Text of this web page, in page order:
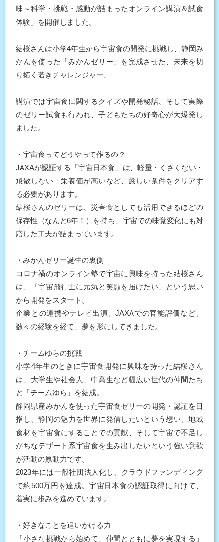
味～科学・挑戦・感動が詰まったオンライン講演＆試食
体験」を開催しました。
結桜さんは小学4年生から宇宙食の開発に挑戦し、静岡み
かんを使った「みかんゼリー」を完成させた、未来を切
り拓く若きチャレンジャー。
講演では宇宙食に関するクイズや開発秘話、そして実際
のゼリー試食も行われ、子どもたちの好奇心が大爆発し
ました。
・宇宙食ってどうやって作るの？
JAXAが認証する「宇宙日本食」は、軽量・くさくない・
飛散しない・栄養価が高いなど、厳しい条件をクリアす
る必要があります。
結桜さんのゼリーは、災害食としても活用できるほどの
保存性（なんと6年！）を持ち、宇宙での味覚変化にも対
応した工夫が詰まっています。
・みかんゼリー誕生の裏側
コロナ禍のオンライン塾で宇宙に興味を持った結桜さん
は、「宇宙飛行士に元気と笑顔を届けたい」という思い
から開発をスタート。
企業との連携やテレビ出演、JAXAでの官能評価など、
数々の経験を経て、夢を形にしてきました。
・チームゆらの挑戦
小学4年生のときに宇宙食開発に興味を持った結桜さん
は、大学生や社会人、中高生など幅広い世代の仲間たち
と「チームゆら」を結成。
静岡県産みかんを使った宇宙食ゼリーの開発・認証を目
指し、静岡の魅力を世界に発信したいという想い、地域
食材を宇宙食にすることでの貢献、そして宇宙で不足し
がちなデザート系宇宙食を生み出したいという強い意欲
が活動の原動力です。
2023年には一般社団法人化し、クラウドファンディング
で約500万円を達成。宇宙日本食の認証取得に向けて、
着実に歩みを進めています。
・好きなことを追いかける力
「小さな挑戦から始めて、仲間とともに夢を実現する」